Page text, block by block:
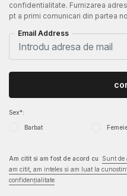
confidentialitate. Furnizarea
pt a primi comunicari din partea
Email Address
Sex*:
Barbat
Am citit si am fost de acord cu
Sunt de
am citit, am inteles si am luat la
confidențialitate